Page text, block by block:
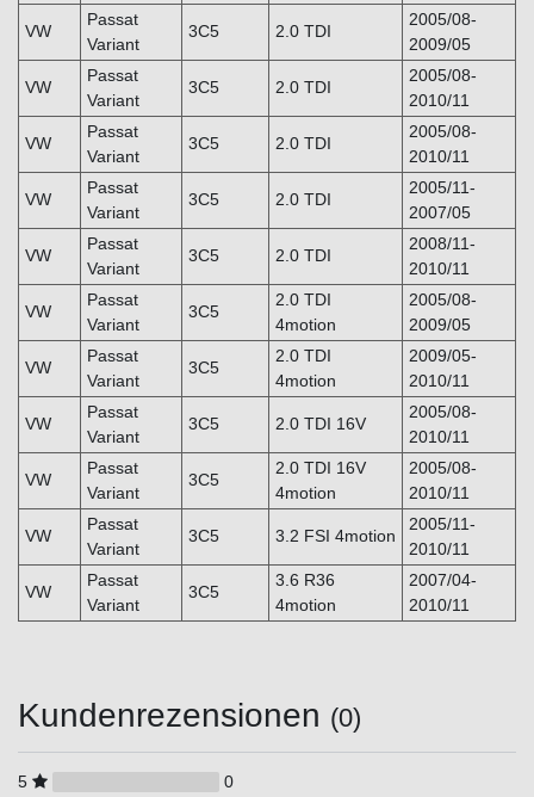
VW
Passat
Variant
3C5 2.0 TDI
2005/08-
2009/05
VW
Passat
Variant
3C5 2.0 TDI
2005/08-
2010/11
VW
Passat
Variant
3C5 2.0 TDI
2005/08-
2010/11
VW
Passat
Variant
3C5 2.0 TDI
2005/11-
2007/05
VW
Passat
Variant
3C5 2.0 TDI
2008/11-
2010/11
VW
Passat
Variant
3C5
2.0 TDI
4motion
2005/08-
2009/05
VW
Passat
Variant
3C5
2.0 TDI
4motion
2009/05-
2010/11
VW
Passat
Variant
3C5 2.0 TDI 16V
2005/08-
2010/11
VW
Passat
Variant
3C5
2.0 TDI 16V
4motion
2005/08-
2010/11
VW
Passat
Variant
3C5 3.2 FSI 4motion
2005/11-
2010/11
VW
Passat
Variant
3C5
3.6 R36
4motion
2007/04-
2010/11
Kundenrezensionen (0)
5
0